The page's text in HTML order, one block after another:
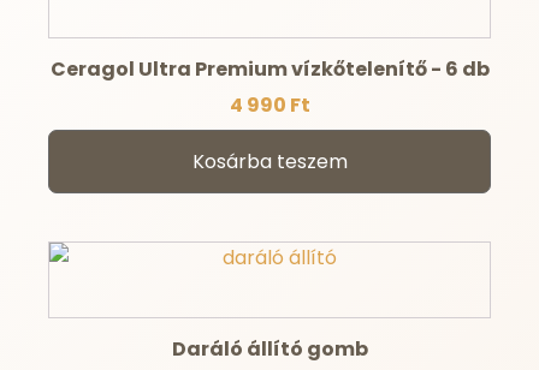
Ceragol Ultra Premium vízkőtelenítő - 6 db
4 990 Ft
Kosárba teszem
Daráló állító gomb